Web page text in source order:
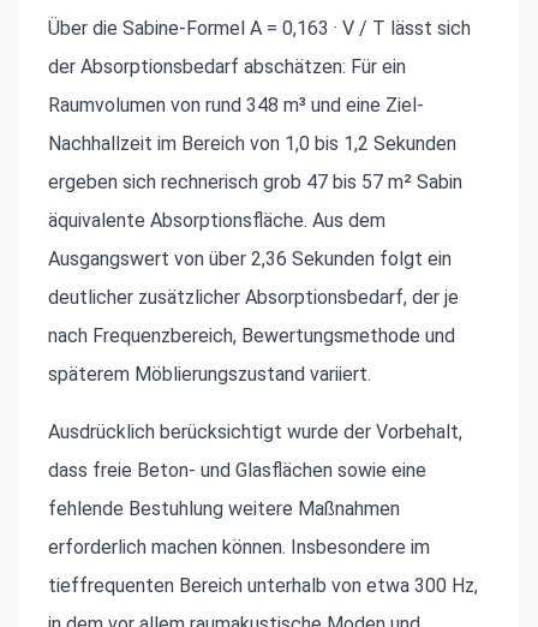
Über die Sabine-Formel A = 0,163 · V / T lässt sich
der Absorptionsbedarf abschätzen: Für ein
Raumvolumen von rund 348 m³ und eine Ziel-
Nachhallzeit im Bereich von 1,0 bis 1,2 Sekunden
ergeben sich rechnerisch grob 47 bis 57 m² Sabin
äquivalente Absorptionsfläche. Aus dem
Ausgangswert von über 2,36 Sekunden folgt ein
deutlicher zusätzlicher Absorptionsbedarf, der je
nach Frequenzbereich, Bewertungsmethode und
späterem Möblierungszustand variiert.
Ausdrücklich berücksichtigt wurde der Vorbehalt,
dass freie Beton- und Glasflächen sowie eine
fehlende Bestuhlung weitere Maßnahmen
erforderlich machen können. Insbesondere im
tieffrequenten Bereich unterhalb von etwa 300 Hz,